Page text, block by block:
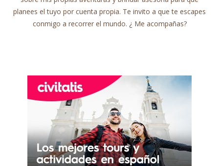
planees el tuyo por cuenta propia. Te invito a que te escapes
conmigo a recorrer el mundo. ¿ Me acompañas?